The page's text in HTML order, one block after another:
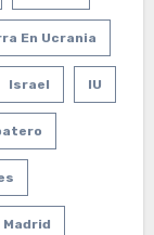
En Ucrania
Israel IU
Madrid